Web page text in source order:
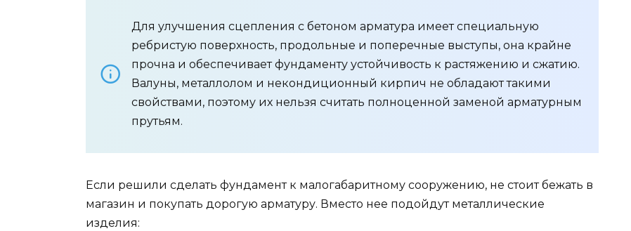
Для улучшения сцепления с бетоном арматура имеет специальную
ребристую поверхность, продольные и поперечные выступы, она крайне
прочна и обеспечивает фундаменту устойчивость к растяжению и сжатию.
Валуны, металлолом и некондиционный кирпич не обладают такими
свойствами, поэтому их нельзя считать полноценной заменой арматурным
прутьям.
Если решили сделать фундамент к малогабаритному сооружению, не стоит бежать в
магазин и покупать дорогую арматуру. Вместо нее подойдут металлические
изделия: